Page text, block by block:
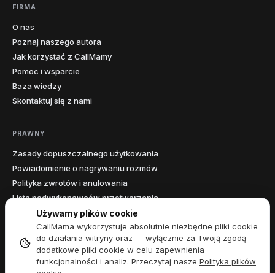
FIRMA
O nas
Poznaj naszego autora
Jak korzystać z CallMamy
Pomoc i wsparcie
Baza wiedzy
Skontaktuj się z nami
PRAWNY
Zasady dopuszczalnego użytkowania
Powiadomienie o nagrywaniu rozmów
Polityka zwrotów i anulowania
Lista podwykonawców przetwarzania
Oświadczenie o dostępności
Umowa o przetwarzaniu danych
Warunki świadczenia usług| Polityka prywatności|
Używamy plików cookie
CallMama wykorzystuje absolutnie niezbędne pliki cookie
do działania witryny oraz — wyłącznie za Twoją zgodą —
dodatkowe pliki cookie w celu zapewnienia
funkcjonalności i analiz. Przeczytaj nasze Polityka plików